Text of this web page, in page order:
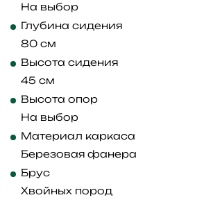
На выбор
Глубина сидения
80 см
Высота сидения
45 см
Высота опор
На выбор
Материал каркаса
Березовая фанера
Брус
Хвойных пород